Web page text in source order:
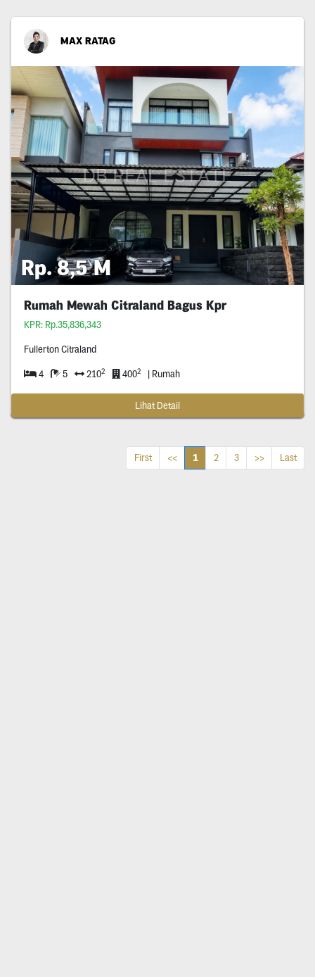
MAX RATAG
Rp. 8,5 M
Rumah Mewah Citraland Bagus Kpr
KPR: Rp.35,836,343
Fullerton Citraland
4 5 2102 4002 | Rumah
Lihat Detail
First << 1 2 3 >> Last